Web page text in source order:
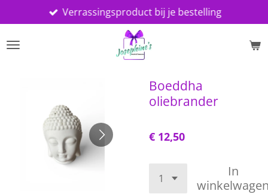
direct
naar
Verrassingsproduct bij je bestelling
Boeddha
oliebrander
€ 12,50
In